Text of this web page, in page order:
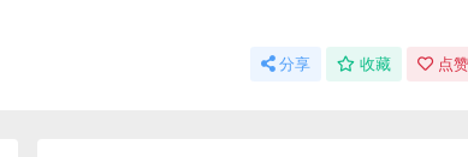
分享 收藏 点